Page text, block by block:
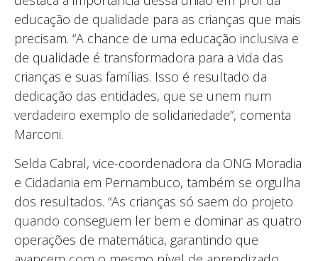
educação de qualidade para as crianças que mais
precisam. “A chance de uma educação inclusiva e
de qualidade é transformadora para a vida das
crianças e suas famílias. Isso é resultado da
dedicação das entidades, que se unem num
verdadeiro exemplo de solidariedade”, comenta
Marconi.
Selda Cabral, vice-coordenadora da ONG Moradia
e Cidadania em Pernambuco, também se orgulha
dos resultados. “As crianças só saem do projeto
quando conseguem ler bem e dominar as quatro
operações de matemática, garantindo que